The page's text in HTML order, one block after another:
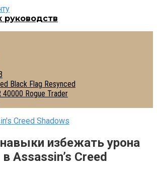
руководств
Black Flag Resynced
40000 Rogue Trader
Creed Shadows
избежать урона
Assassin’s Creed